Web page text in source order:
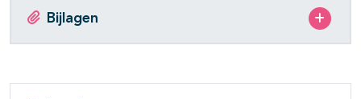
Bijlagen